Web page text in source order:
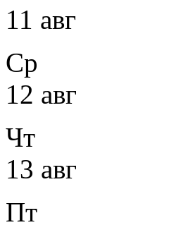
11 авг
Ср
12 авг
Чт
13 авг
Пт